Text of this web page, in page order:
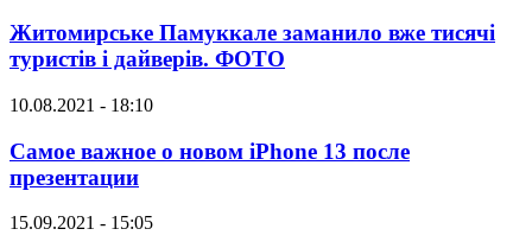
Житомирське Памуккале заманило вже тисячі
туристів і дайверів. ФОТО
10.08.2021 - 18:10
Самое важное о новом iPhone 13 после
презентации
15.09.2021 - 15:05